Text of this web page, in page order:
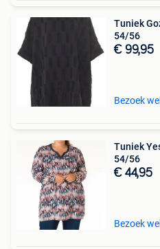
Tuniek
54/56
€ 99,95
Bezoek
Tuniek
54/56
€ 44,95
Bezoek